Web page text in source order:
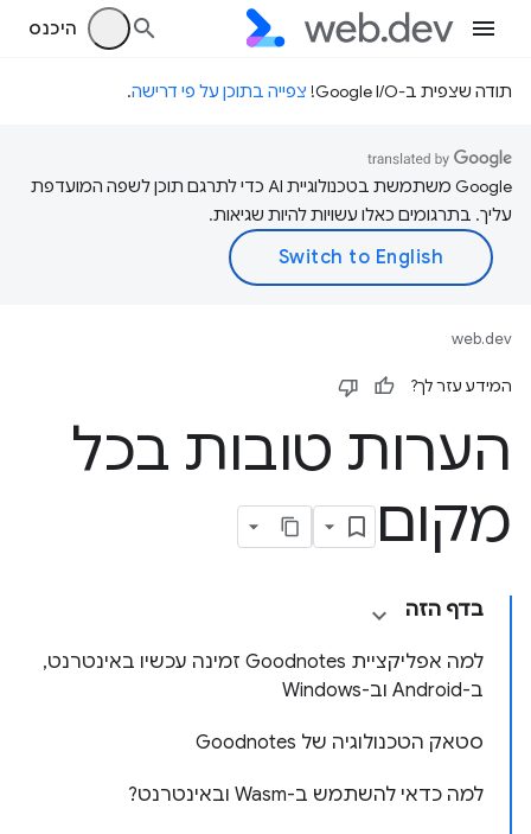
היכנס
תודה שצפית ב-Google I/O! צפייה בתוכן על פי דרישה.
‫Google משתמשת בטכנולוגיית AI כדי לתרגם תוכן לשפה המועדפת
עליך. בתרגומים כאלו עשויות להיות שגיאות.
web.dev
המידע עזר לך?
הערות טובות בכל
מקום
בדף הזה
למה אפליקציית Goodnotes זמינה עכשיו באינטרנט,
ב-Android וב-Windows
סטאק הטכנולוגיה של Goodnotes
למה כדאי להשתמש ב-Wasm ובאינטרנט?